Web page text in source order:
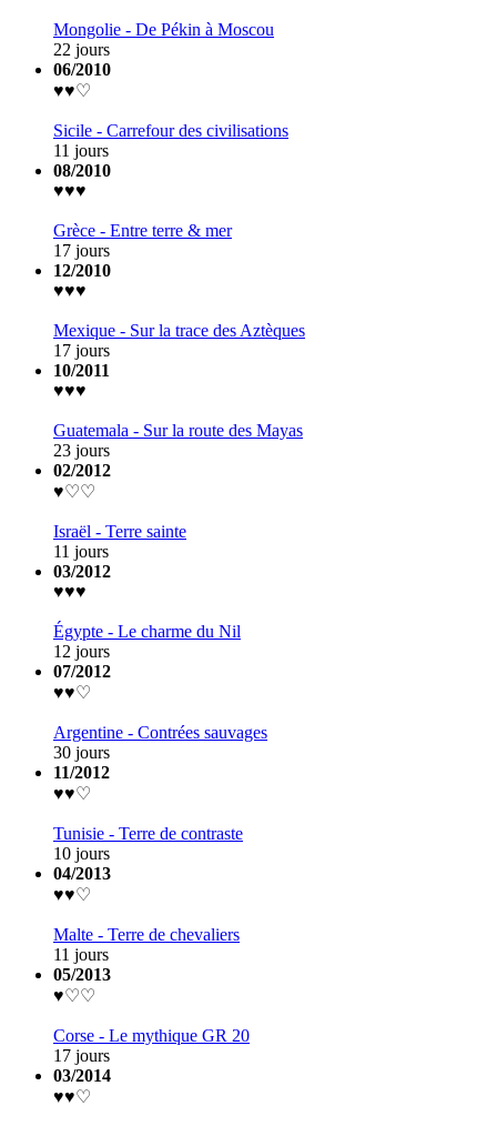
Mongolie - De Pékin à Moscou
22 jours
06/2010
♥♥♡
Sicile - Carrefour des civilisations
11 jours
08/2010
♥♥♥
Grèce - Entre terre & mer
17 jours
12/2010
♥♥♥
Mexique - Sur la trace des Aztèques
17 jours
10/2011
♥♥♥
Guatemala - Sur la route des Mayas
23 jours
02/2012
♥♡♡
Israël - Terre sainte
11 jours
03/2012
♥♥♥
Égypte - Le charme du Nil
12 jours
07/2012
♥♥♡
Argentine - Contrées sauvages
30 jours
11/2012
♥♥♡
Tunisie - Terre de contraste
10 jours
04/2013
♥♥♡
Malte - Terre de chevaliers
11 jours
05/2013
♥♡♡
Corse - Le mythique GR 20
17 jours
03/2014
♥♥♡